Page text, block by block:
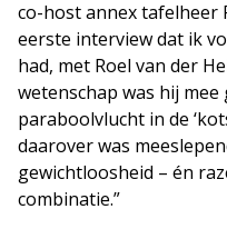
co-host annex tafelheer
eerste interview dat ik
had, met Roel van der
wetenschap was hij
paraboolvlucht in de
daarover was
gewichtloosheid – én
combinatie.”